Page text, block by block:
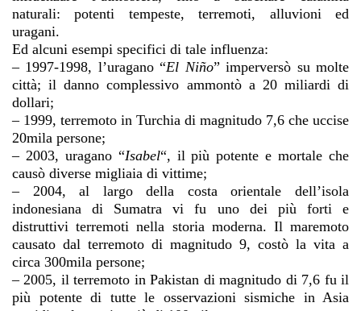
naturali: potenti tempeste, terremoti, alluvioni ed
uragani.
Ed alcuni esempi specifici di tale influenza:
– 1997-1998, l’uragano “El Niño”imperversò su molte
città; il danno complessivo ammontò a 20 miliardi di
dollari;
– 1999, terremoto in Turchia di magnitudo 7,6 che uccise
20mila persone;
– 2003, uragano “Isabel“, il più potente e mortale che
causò diverse migliaia di vittime;
– 2004, al largo della costa orientale dell’isola
indonesiana di Sumatra vi fu uno dei più forti e
distruttivi terremoti nella storia moderna. Il maremoto
causato dal terremoto di magnitudo 9, costò la vita a
circa 300mila persone;
– 2005, il terremoto in Pakistan di magnitudo di 7,6 fu il
più potente di tutte le osservazioni sismiche in Asia